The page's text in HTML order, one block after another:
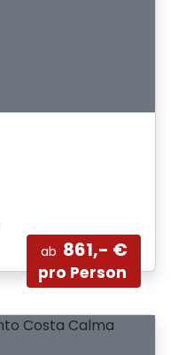
ab 861,- €
pro Person